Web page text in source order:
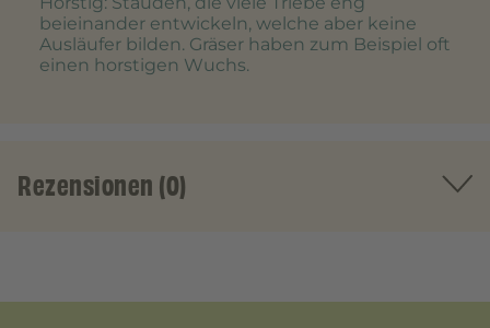
beieinander entwickeln, welche aber keine
Ausläufer bilden. Gräser haben zum Beispiel oft
einen horstigen Wuchs.
Rezensionen (0)